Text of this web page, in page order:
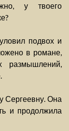
у твоего
подвох и
в романе,
размышлений,
Сергеевну. Она
и продолжила